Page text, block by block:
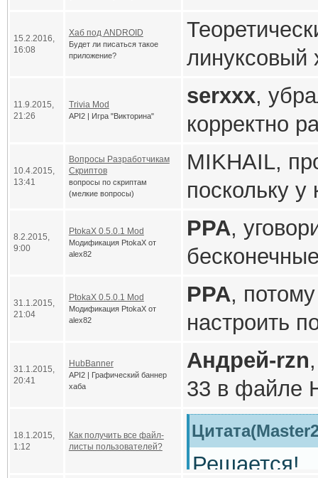
Список
mod 2
mod
15.2.2016,
16:08
Хаб под ANDROID
Будет ли писаться такое
приложение?
линуксовый
всего
Мне
простые
возьмусь.
11.9.2015,
21:26
Trivia Mod
API2 | Игра "Викторина"
serxxx,
корректно
http://
Когда на
10.4.2015,
13:41
Вопросы Разработчикам
Скриптов
вопросы по скриптам
(мелкие вопросы)
MIKHAIL,
поскольку
некоторые
данными
8.2.2015,
9:00
PtokaX 0.5.0.1 Mod
Модификация PtokaX от
alex82
PPA,
размеров
якобы
рудимент,
могла
31.1.2015,
21:04
PtokaX 0.5.0.1 Mod
Модификация PtokaX от
alex82
PPA,
настроить
для многих
настройки.
Reanimator
31.1.2015,
20:41
HubBanner
API2 | Графический баннер
хаба
Андрей-rzn
33 в файле
Код
18.1.2015,
1:12
Как получить все файл-
листы пользователей?
Решается!